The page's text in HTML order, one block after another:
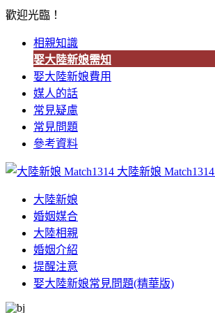
歡迎光臨！
相親知識
娶大陸新娘需知
娶大陸新娘費用
媒人的話
常見疑慮
常見問題
參考資料
大陸新娘 Match1314
大陸新娘
婚姻媒合
大陸相親
婚姻介紹
提醒注意
娶大陸新娘常見問題(精華版)